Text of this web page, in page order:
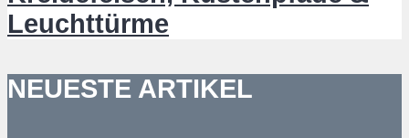
Leuchttürme
NEUESTE ARTIKEL